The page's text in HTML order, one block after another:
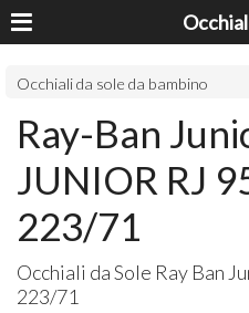
Occhiali da sole da bambino
Ray-Ban
JUNIOR RJ
223/71
Occhiali da Sole Ray Ban
223/71